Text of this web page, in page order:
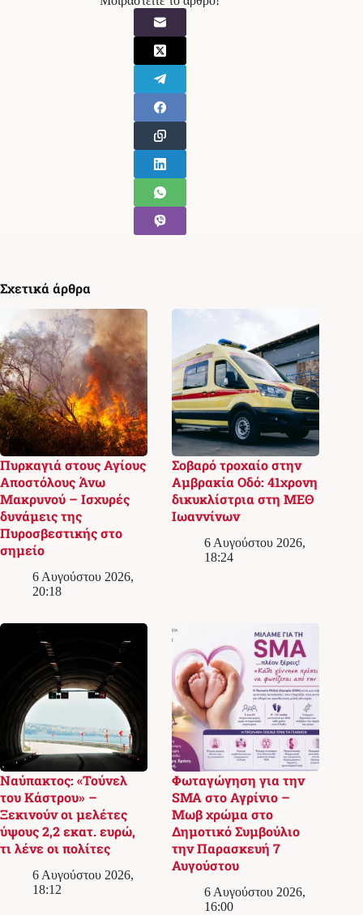
Σχετικά άρθρα
Πυρκαγιά στους Αγίους
Αποστόλους Άνω
Μακρυνού – Ισχυρές
δυνάμεις της
Πυροσβεστικής στο
σημείο
6 Αυγούστου 2026,
20:18
Σοβαρό τροχαίο στην
Αμβρακία Οδό: 41χρονη
δικυκλίστρια στη ΜΕΘ
Ιωαννίνων
6 Αυγούστου 2026,
18:24
Ναύπακτος: «Τούνελ
του Κάστρου» –
Ξεκινούν οι μελέτες
ύψους 2,2 εκατ. ευρώ,
τι λένε οι πολίτες
6 Αυγούστου 2026,
18:12
Φωταγώγηση για την
SMA στο Αγρίνιο –
Μωβ χρώμα στο
Δημοτικό Συμβούλιο
την Παρασκευή 7
Αυγούστου
6 Αυγούστου 2026,
16:00